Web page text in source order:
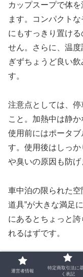
カップスープで体
ます。コンパクト
にもすっきり置け
せん。さらに、温
ぎずちょうど良い
す。
注意点としては、
こと。加熱中は静
使用前にはポータ
す。使用後はしっ
や臭いの原因も防げ
車中泊の限られた
道具”が大きな満足
にあるとちょっと
れるはずです。
コーヒー湯沸か
運営者情報
特定商取引法に
く表記